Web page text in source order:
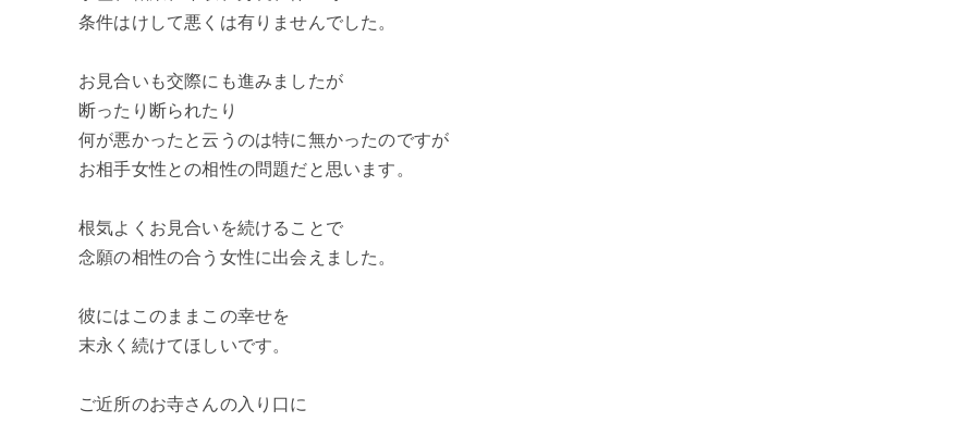
条件はけして悪くは有りませんでした。
お見合いも交際にも進みましたが
断ったり断られたり
何が悪かったと云うのは特に無かったのですが
お相手女性との相性の問題だと思います。
根気よくお見合いを続けることで
念願の相性の合う女性に出会えました。
彼にはこのままこの幸せを
末永く続けてほしいです。
ご近所のお寺さんの入り口に